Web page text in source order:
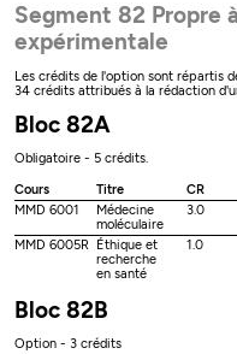
Segment 82 Propre
expérimentale
Les crédits de l'option sont répartis
34 crédits attribués à la rédaction
Bloc 82A
Obligatoire - 5 crédits.
Cours
Titre
CR
MMD 6001
Médecine
moléculaire
3.0
MMD 6005R Éthique et
recherche
en santé
1.0
Bloc 82B
Option - 3 crédits